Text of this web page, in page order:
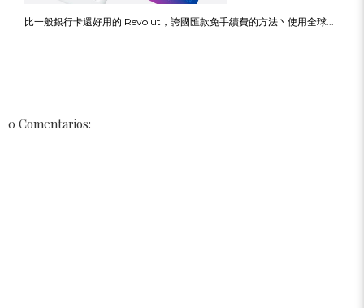
比一般銀行卡還好用的 Revolut，誇國匯款免手續費的方法丶使用全球...
0 Comentarios: